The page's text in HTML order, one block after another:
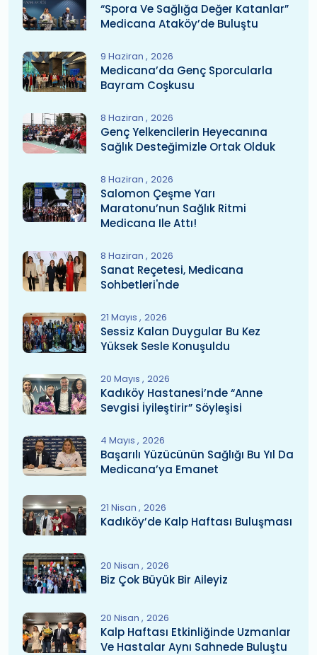
“Spora Ve Sağlığa Değer Katanlar”
Medicana Ataköy’de Buluştu
9 Haziran 2026
Medicana’da Genç Sporcularla
Bayram Coşkusu
8 Haziran 2026
Genç Yelkencilerin Heyecanına
Sağlık Desteğimizle Ortak Olduk
8 Haziran 2026
Salomon Çeşme Yarı
Maratonu’nun Sağlık Ritmi
Medicana Ile Attı!
8 Haziran 2026
Sanat Reçetesi, Medicana
Sohbetleri'nde
21 Mayıs 2026
Sessiz Kalan Duygular Bu Kez
Yüksek Sesle Konuşuldu
20 Mayıs 2026
Kadıköy Hastanesi’nde “Anne
Sevgisi İyileştirir” Söyleşisi
4 Mayıs 2026
Başarılı Yüzücünün Sağlığı Bu Yıl Da
Medicana’ya Emanet
21 Nisan 2026
Kadıköy’de Kalp Haftası Buluşması
20 Nisan 2026
Biz Çok Büyük Bir Aileyiz
20 Nisan 2026
Kalp Haftası Etkinliğinde Uzmanlar
Ve Hastalar Aynı Sahnede Buluştu